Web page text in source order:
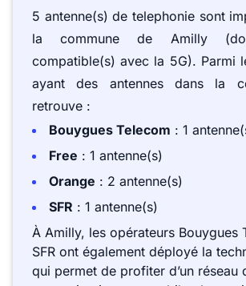
5 antenne(s) de telephonie sont
la commune de Amilly
compatible(s) avec la 5G). Parmi
ayant des antennes dans la
retrouve :
Bouygues Telecom : 1
Free : 1 antenne(s)
Orange : 2 antenne(s)
SFR : 1 antenne(s)
À Amilly, les opérateurs Bouygues
SFR ont également déployé la
qui permet de profiter d’un réseau